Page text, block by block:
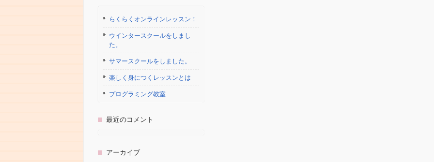
らくらくオンラインレッスン！
ウインタースクールをしまし
た。
サマースクールをしました。
楽しく身につくレッスンとは
プログラミング教室
最近のコメント
アーカイブ